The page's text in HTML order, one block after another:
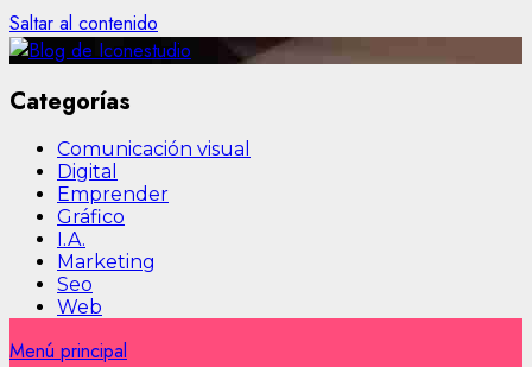
Saltar al contenido
Categorías
Comunicación visual
Digital
Emprender
Gráfico
I.A.
Marketing
Seo
Web
Menú principal